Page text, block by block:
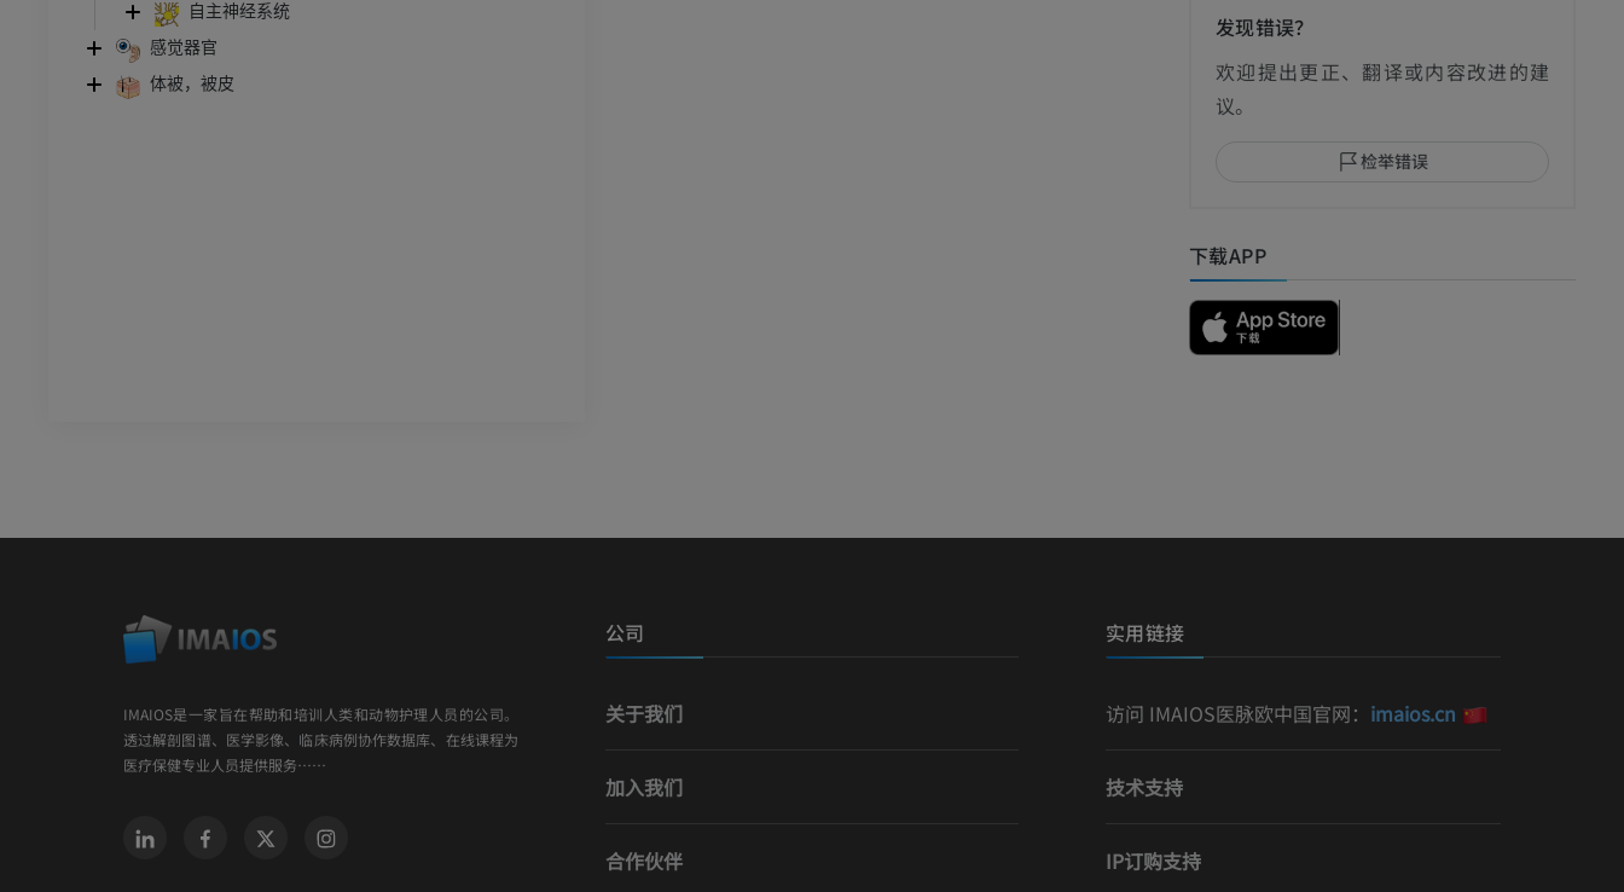
自主神经系统
感觉器官
体被，被皮
发现错误？
欢迎提出更正、翻译或内容改进的建
议。
检举错误
下载APP
IMAIOS是一家旨在帮助和培训人类和动物护理人员的公司。
透过解剖图谱、医学影像、临床病例协作数据库、在线课程为
医疗保健专业人员提供服务……
公司
关于我们
加入我们
合作伙伴
实用链接
访问 IMAIOS医脉欧中国官网： imaios.cn
技术支持
IP订购支持